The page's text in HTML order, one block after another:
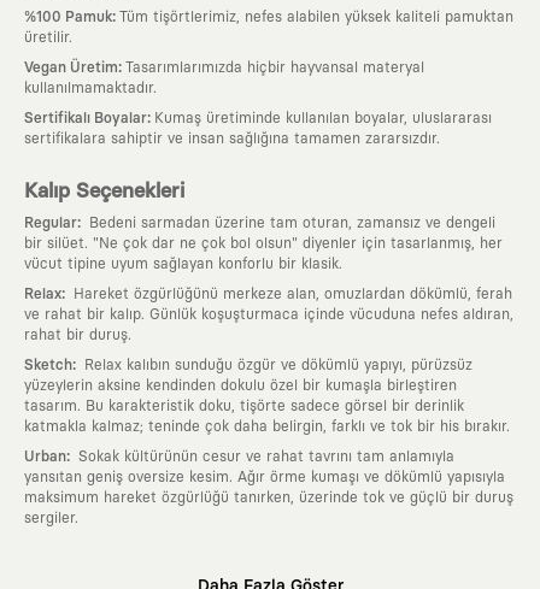
%100 Pamuk:
Tüm tişörtlerimiz, nefes alabilen yüksek kaliteli pamuktan
üretilir.
Vegan Üretim:
Tasarımlarımızda hiçbir hayvansal materyal
kullanılmamaktadır.
Sertifikalı Boyalar: Kumaş üretiminde kullanılan boyalar, uluslararası
sertifikalara sahiptir ve insan sağlığına tamamen zararsızdır.
Kalıp Seçenekleri
Regular:
Bedeni sarmadan üzerine tam oturan, zamansız ve dengeli
bir silüet. "Ne çok dar ne çok bol olsun" diyenler için tasarlanmış, her
vücut tipine uyum sağlayan konforlu bir klasik.
Relax:
Hareket özgürlüğünü merkeze alan, omuzlardan dökümlü, ferah
ve rahat bir kalıp. Günlük koşuşturmaca içinde vücuduna nefes aldıran,
rahat bir duruş.
Sketch:
Relax kalıbın sunduğu özgür ve dökümlü yapıyı, pürüzsüz
yüzeylerin aksine kendinden dokulu özel bir kumaşla birleştiren
tasarım. Bu karakteristik doku, tişörte sadece görsel bir derinlik
katmakla kalmaz; teninde çok daha belirgin, farklı ve tok bir his bırakır.
Urban: Sokak kültürünün cesur ve rahat tavrını tam anlamıyla
yansıtan geniş oversize kesim. Ağır örme kumaşı ve dökümlü yapısıyla
maksimum hareket özgürlüğü tanırken, üzerinde tok ve güçlü bir duruş
sergiler.